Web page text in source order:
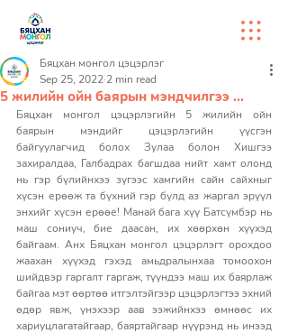
5 жилийн ойн баярын мэндчилгээ ...
Бяцхан монгол цэцэрлэг
Sep 25, 2022 2 min read
Бяцхан монгол цэцэрлэгийн 5 жилийн ойн
баярын мэндийг цэцэрлэгийн үүсгэн
байгуулагчид болох Зулаа болон Хишгээ
захиралдаа, Галбадрах багшдаа нийт хамт олонд
нь гэр бүлийнхээ зүгээс хамгийн сайн сайхныг
хүсэн ерөөж та бүхний гэр бүлд аз жаргал эрүүл
энхийг хүсэн ерөөе! Манай бага хүү Батсүмбэр нь
маш сониуч, бие даасан, их хөөрхөн хүүхэд
байгаам. Анх Бяцхан монгол цэцэрлэгт орохдоо
жаахан хүүхэд гэхэд амьдралынхаа томоохон
шийдвэр гаргалт гаргаж, түүндээ маш их баярлаж
байгаа мэт өөртөө итгэлтэйгээр цэцэрлэгтээ эхний
өдөр явж, үнэхээр аав ээжийнхээ өмнөөс их
хариуцлагатайгаар, баяртайгаар нүүрэнд нь инээд